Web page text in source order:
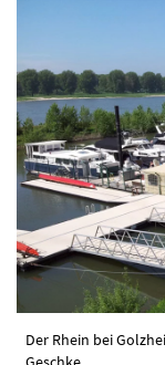
Der Rhein bei